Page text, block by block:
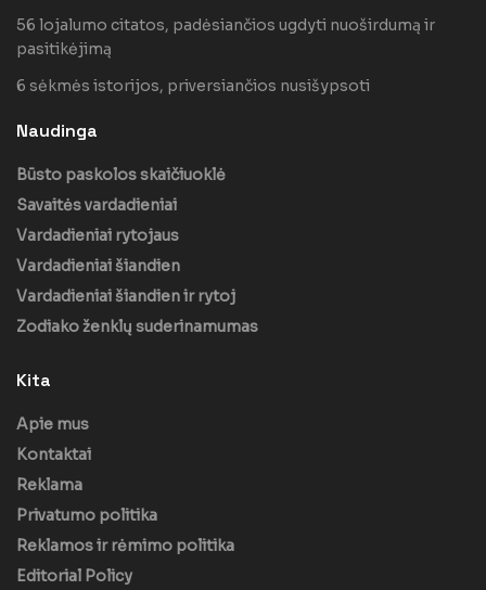
56 lojalumo citatos, padėsiančios ugdyti nuoširdumą ir
pasitikėjimą
6 sėkmės istorijos, priversiančios nusišypsoti
Naudinga
Būsto paskolos skaičiuoklė
Savaitės vardadieniai
Vardadieniai rytojaus
Vardadieniai šiandien
Vardadieniai šiandien ir rytoj
Zodiako ženklų suderinamumas
Kita
Apie mus
Kontaktai
Reklama
Privatumo politika
Reklamos ir rėmimo politika
Editorial Policy